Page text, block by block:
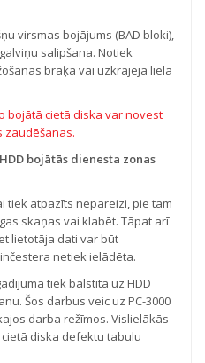
virsmas bojājums (BAD bloki),
salipšana. Notiek
brāķa vai uzkrājēja liela
bojātā cietā diska var novest
zaudēšanas.
bojātās dienesta zonas
tiek atpazīts nepareizi, pie tam
skaņas vai klabēt. Tāpat arī
lietotāja dati var būt
netiek ielādēta.
tiek balstīta uz HDD
Šos darbus veic uz PC-3000
darba režīmos. Vislielākās
diska defektu tabulu